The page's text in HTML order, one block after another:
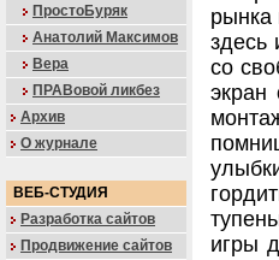
ПростоБуряк
Анатолий Максимов
Вера
ПРАВовой ликбез
Архив
О журнале
ВЕБ-СТУДИЯ
Разработка сайтов
Продвижение сайтов
рынка
здесь
со
экран
игры